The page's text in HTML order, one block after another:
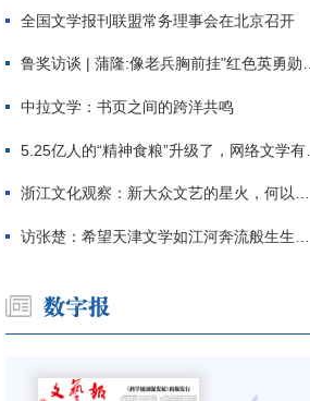
全国文学报刊联盟常务理事会在北京召开
鲁奖访谈 | 蒲隆:像老兵胸前挂"红色英勇勋章"
中拉文学：书页之间的跨洋共鸣
5.25亿人的“精神食粮”升级了，网络文学有了哪些新变化？
浙江文化观察：新大众文艺的星火，何以燎原？
访张楚：希望天津文学如江河奔流般生生不息